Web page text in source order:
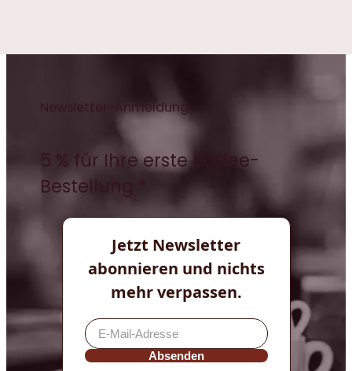
Newsletter-Anmeldung
5 % für Ihre erste Kaffee-
Bestellung *
Jetzt Newsletter
abonnieren und nichts
mehr verpassen.
Absenden